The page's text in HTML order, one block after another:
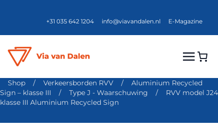
+31 035 642 1204 info@viavandalen.nl E-Magazine
Shop / Verkeersborden RVV /
Aluminium Recycled
Sign – klasse III
/ Type J - Waarschuwing /
RVV model J24
klasse III Aluminium Recycled Sign